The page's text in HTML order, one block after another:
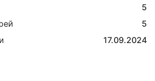
5
5
17.09.2024